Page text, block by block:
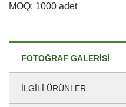
MOQ: 1000 adet
FOTOĞRAF GALERISI
İLGILI ÜRÜNLER